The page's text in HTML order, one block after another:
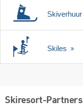
Skiverhuur
Skiles
Skiresort-Partners